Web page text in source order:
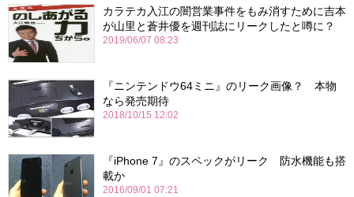
カラテカ入江の闇営業事件をもみ消すために吉本
が山里と蒼井優を週刊誌にリークしたと噂に？
2019/06/07 08:23
『ニンテンドウ64ミニ』のリーク画像？ 本物
なら発売期待
2018/10/15 12:02
『iPhone 7』のスペックがリーク 防水機能も搭
載か
2016/09/01 07:21